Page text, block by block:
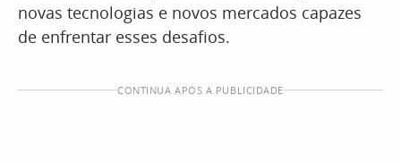
novas tecnologias e novos mercados capazes
de enfrentar esses desafios.
CONTINUA APÓS A PUBLICIDADE